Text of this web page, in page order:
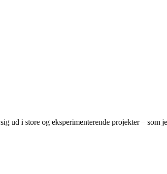
ud i store og eksperimenterende projekter –